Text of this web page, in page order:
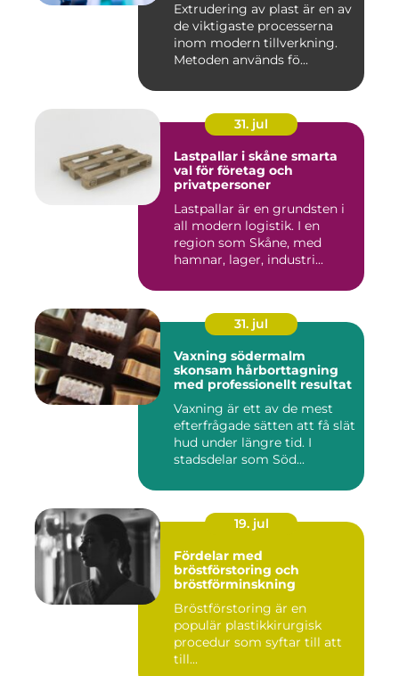
Extrudering av plast är en av
de viktigaste processerna
inom modern tillverkning.
Metoden används fö...
31. jul
Lastpallar i skåne smarta
val för företag och
privatpersoner
Lastpallar är en grundsten i
all modern logistik. I en
region som Skåne, med
hamnar, lager, industri...
31. jul
Vaxning södermalm
skonsam hårborttagning
med professionellt resultat
Vaxning är ett av de mest
efterfrågade sätten att få slät
hud under längre tid. I
stadsdelar som Söd...
19. jul
Fördelar med
bröstförstoring och
bröstförminskning
Bröstförstoring är en
populär plastikkirurgisk
procedur som syftar till att
till...